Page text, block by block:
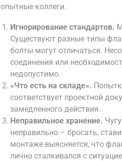
опытные коллеги.
Игнорирование стандартов.
Существуют разные типы
болты могут отличаться.
соединения или
недопустимо.
«Что есть на складе».
соответствует проектной
замедленного действия.
Неправильное хранение.
неправильно – бросать,
монтаже выясняется, что
лично сталкивался с